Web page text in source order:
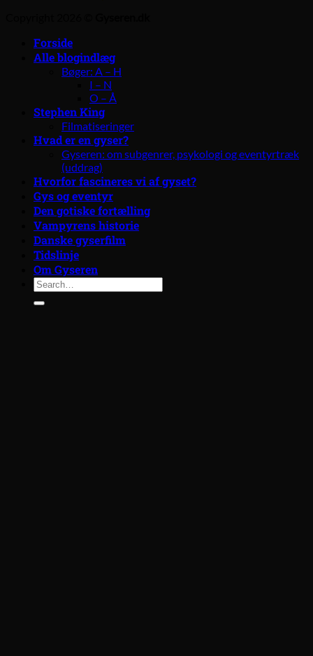
Forside
Alle blogindlæg
Bøger: A – H
I – N
O – Å
Stephen King
Filmatiseringer
Hvad er en gyser?
Gyseren: om subgenrer, psykologi og eventyrtræk
(uddrag)
Hvorfor fascineres vi af gyset?
Gys og eventyr
Den gotiske fortælling
Vampyrens historie
Danske gyserfilm
Tidslinje
Om Gyseren